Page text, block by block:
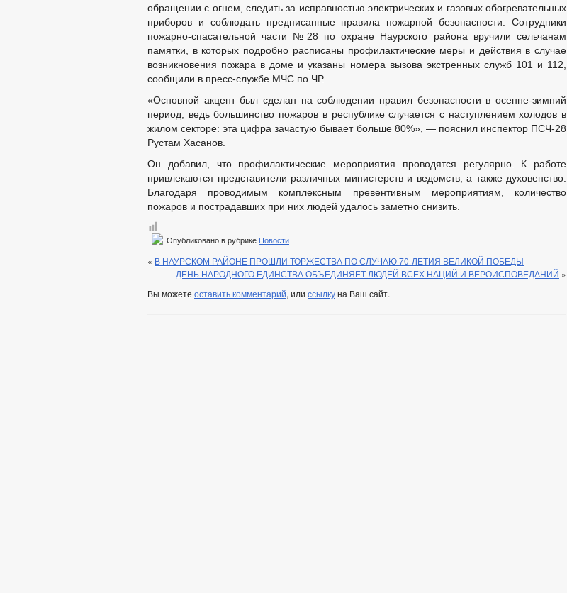
обращении с огнем, следить за исправностью электрических и газовых обогревательных
приборов и соблюдать предписанные правила пожарной безопасности. Сотрудники
пожарно-спасательной части №28 по охране Наурского района вручили сельчанам
памятки, в которых подробно расписаны профилактические меры и действия в случае
возникновения пожара в доме и указаны номера вызова экстренных служб 101 и 112,
сообщили в пресс-службе МЧС по ЧР.
«Основной акцент был сделан на соблюдении правил безопасности в осенне-зимний
период, ведь большинство пожаров в республике случается с наступлением холодов в
жилом секторе: эта цифра зачастую бывает больше 80%», — пояснил инспектор ПСЧ-28
Рустам Хасанов.
Он добавил, что профилактические мероприятия проводятся регулярно. К работе
привлекаются представители различных министерств и ведомств, а также духовенство.
Благодаря проводимым комплексным превентивным мероприятиям, количество
пожаров и пострадавших при них людей удалось заметно снизить.
Опубликовано в рубрике Новости
« В НАУРСКОМ РАЙОНЕ ПРОШЛИ ТОРЖЕСТВА ПО СЛУЧАЮ 70-ЛЕТИЯ ВЕЛИКОЙ ПОБЕДЫ
ДЕНЬ НАРОДНОГО ЕДИНСТВА ОБЪЕДИНЯЕТ ЛЮДЕЙ ВСЕХ НАЦИЙ И ВЕРОИСПОВЕДАНИЙ »
Вы можете оставить комментарий, или ссылкуна Ваш сайт.